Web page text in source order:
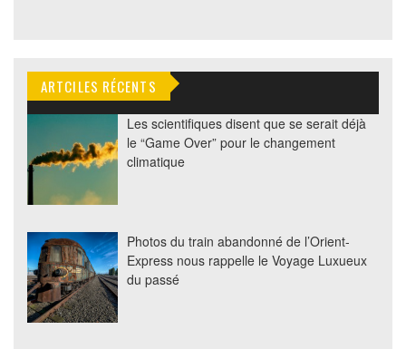
ARTCILES RÉCENTS
Les scientifiques disent que se serait déjà
le “Game Over” pour le changement
climatique
Photos du train abandonné de l’Orient-
Express nous rappelle le Voyage Luxueux
du passé